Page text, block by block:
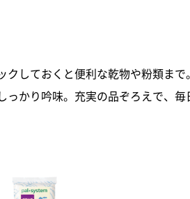
しておくと便利な乾物や粉類まで
かり吟味。充実の品ぞろえで、毎